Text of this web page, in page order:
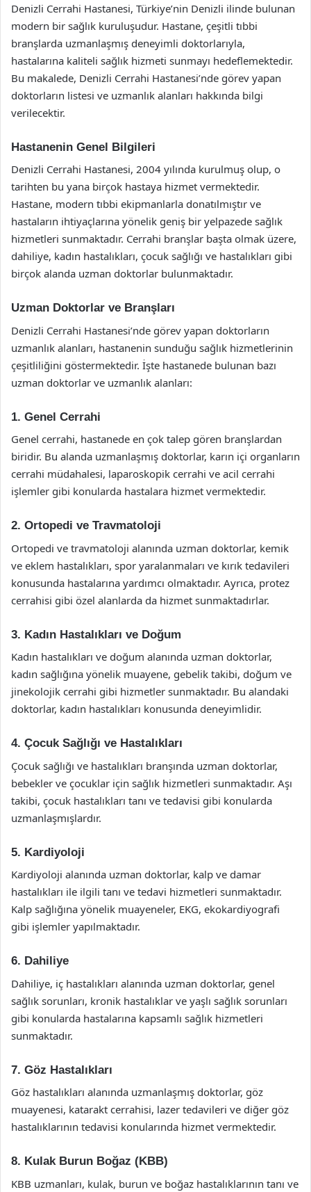
Denizli Cerrahi Hastanesi, Türkiye’nin Denizli ilinde bulunan
modern bir sağlık kuruluşudur. Hastane, çeşitli tıbbi
branşlarda uzmanlaşmış deneyimli doktorlarıyla,
hastalarına kaliteli sağlık hizmeti sunmayı hedeflemektedir.
Bu makalede, Denizli Cerrahi Hastanesi’nde görev yapan
doktorların listesi ve uzmanlık alanları hakkında bilgi
verilecektir.
Hastanenin Genel Bilgileri
Denizli Cerrahi Hastanesi, 2004 yılında kurulmuş olup, o
tarihten bu yana birçok hastaya hizmet vermektedir.
Hastane, modern tıbbi ekipmanlarla donatılmıştır ve
hastaların ihtiyaçlarına yönelik geniş bir yelpazede sağlık
hizmetleri sunmaktadır. Cerrahi branşlar başta olmak üzere,
dahiliye, kadın hastalıkları, çocuk sağlığı ve hastalıkları gibi
birçok alanda uzman doktorlar bulunmaktadır.
Uzman Doktorlar ve Branşları
Denizli Cerrahi Hastanesi’nde görev yapan doktorların
uzmanlık alanları, hastanenin sunduğu sağlık hizmetlerinin
çeşitliliğini göstermektedir. İşte hastanede bulunan bazı
uzman doktorlar ve uzmanlık alanları:
1. Genel Cerrahi
Genel cerrahi, hastanede en çok talep gören branşlardan
biridir. Bu alanda uzmanlaşmış doktorlar, karın içi organların
cerrahi müdahalesi, laparoskopik cerrahi ve acil cerrahi
işlemler gibi konularda hastalara hizmet vermektedir.
2. Ortopedi ve Travmatoloji
Ortopedi ve travmatoloji alanında uzman doktorlar, kemik
ve eklem hastalıkları, spor yaralanmaları ve kırık tedavileri
konusunda hastalarına yardımcı olmaktadır. Ayrıca, protez
cerrahisi gibi özel alanlarda da hizmet sunmaktadırlar.
3. Kadın Hastalıkları ve Doğum
Kadın hastalıkları ve doğum alanında uzman doktorlar,
kadın sağlığına yönelik muayene, gebelik takibi, doğum ve
jinekolojik cerrahi gibi hizmetler sunmaktadır. Bu alandaki
doktorlar, kadın hastalıkları konusunda deneyimlidir.
4. Çocuk Sağlığı ve Hastalıkları
Çocuk sağlığı ve hastalıkları branşında uzman doktorlar,
bebekler ve çocuklar için sağlık hizmetleri sunmaktadır. Aşı
takibi, çocuk hastalıkları tanı ve tedavisi gibi konularda
uzmanlaşmışlardır.
5. Kardiyoloji
Kardiyoloji alanında uzman doktorlar, kalp ve damar
hastalıkları ile ilgili tanı ve tedavi hizmetleri sunmaktadır.
Kalp sağlığına yönelik muayeneler, EKG, ekokardiyografi
gibi işlemler yapılmaktadır.
6. Dahiliye
Dahiliye, iç hastalıkları alanında uzman doktorlar, genel
sağlık sorunları, kronik hastalıklar ve yaşlı sağlık sorunları
gibi konularda hastalarına kapsamlı sağlık hizmetleri
sunmaktadır.
7. Göz Hastalıkları
Göz hastalıkları alanında uzmanlaşmış doktorlar, göz
muayenesi, katarakt cerrahisi, lazer tedavileri ve diğer göz
hastalıklarının tedavisi konularında hizmet vermektedir.
8. Kulak Burun Boğaz (KBB)
KBB uzmanları, kulak, burun ve boğaz hastalıklarının tanı ve